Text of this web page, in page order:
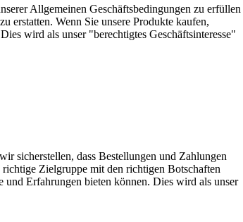
Allgemeinen Geschäftsbedingungen zu erfüllen
erstatten. Wenn Sie unsere Produkte kaufen,
wird als unser "berechtigtes Geschäftsinteresse"
sicherstellen, dass Bestellungen und Zahlungen
Zielgruppe mit den richtigen Botschaften
Erfahrungen bieten können. Dies wird als unser